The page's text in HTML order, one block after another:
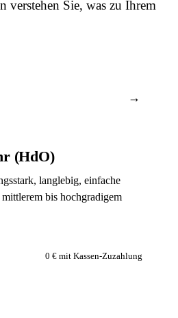
verstehen Sie, was zu Ihrem
→
(HdO)
langlebig, einfache
bis hochgradigem
0 € mit Kassen-Zuzahlung